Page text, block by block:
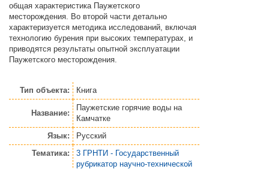
общая характеристика Паужетского
месторождения. Во второй части детально
характеризуется методика исследований, включая
технологию бурения при высоких температурах, и
приводятся результаты опытной эксплуатации
Паужетского месторождения.
Тип объекта: Книга
Название:
Паужетские горячие воды на
Камчатке
Язык:
Русский
Тематика:
3 ГРНТИ - Государственный
рубрикатор научно-технической